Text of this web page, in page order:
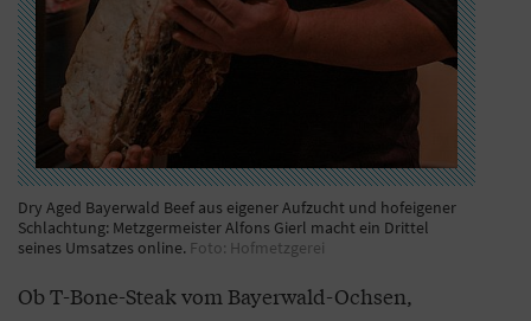
Dry Aged Bayerwald Beef aus eigener Aufzucht und hofeigener
Schlachtung: Metzgermeister Alfons Gierl macht ein Drittel
seines Umsatzes online. Foto: Hofmetzgerei
Ob T-Bone-Steak vom Bayerwald-Ochsen,